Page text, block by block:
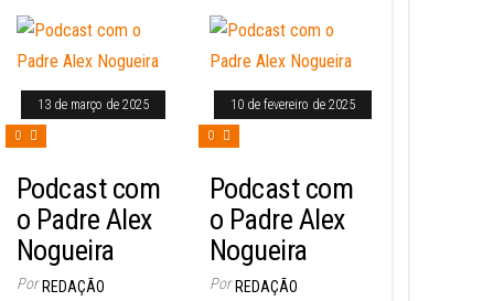
13 de março de 2025
0
Podcast com
o Padre Alex
Nogueira
Por REDAÇÃO
10 de fevereiro de 2025
0
Podcast com
o Padre Alex
Nogueira
Por REDAÇÃO